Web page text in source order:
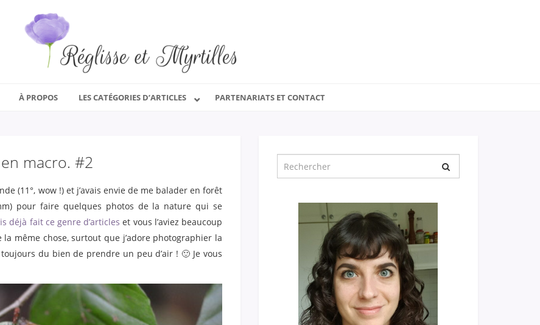
À PROPOS LES CATÉGORIES D’ARTICLES PARTENARIATS ET CONTACT
macro. #2
(11°, wow !) et j’avais envie de me balader en forêt
pour faire quelques photos de la nature qui se
déjà fait ce genre d’articles et vous l’aviez beaucoup
même chose, surtout que j’adore photographier la
du bien de prendre un peu d’air ! 🙂 Je vous
pour
: